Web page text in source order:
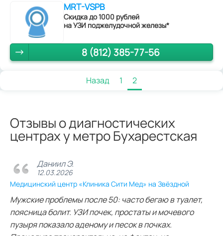
MRT-VSPB
Скидка до 1000 рублей
на УЗИ поджелудочной железы*
8 (812) 385-77-56
Назад 1 2
Отзывы о диагностических
центрах у метро Бухарестская
Даниил Э.
12.03.2026
Медицинский центр «Клиника Сити Мед» на Звёздной
Мужские проблемы после 50: часто бегаю в туалет,
поясница болит. УЗИ почек, простаты и мочевого
пузыря показало аденому и песок в почках.